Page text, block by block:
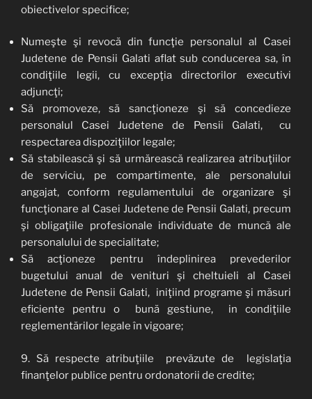
obiectivelor specifice;
Numeşte şi revocă din funcţie personalul al Casei
Judetene de Pensii Galati aflat sub conducerea sa, în
condiţiile legii, cu excepţia directorilor executivi
adjuncţi;
Să promoveze, să sancţioneze şi să concedieze
personalul Casei Judetene de Pensii Galati, cu
respectarea dispoziţiilor legale;
Să stabilească şi să urmărească realizarea atribuţiilor
de serviciu, pe compartimente, ale personalului
angajat, conform regulamentului de organizare şi
funcţionare al Casei Judetene de Pensii Galati, precum
şi obligaţiile profesionale individuate de muncă ale
personalului de specialitate;
Să acţioneze pentru îndeplinirea prevederilor
bugetului anual de venituri şi cheltuieli al Casei
Judetene de Pensii Galati, iniţiind programe şi măsuri
eficiente pentru o bună gestiune, in condiţiile
reglementărilor legale în vigoare;
9. Să respecte atribuţiile prevăzute de legislaţia
finanţelor publice pentru ordonatorii de credite;